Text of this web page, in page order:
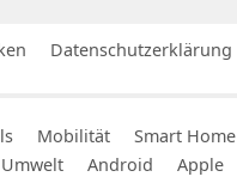
Datenschutzerklärung
Mobilität Smart Home
Umwelt Android Apple